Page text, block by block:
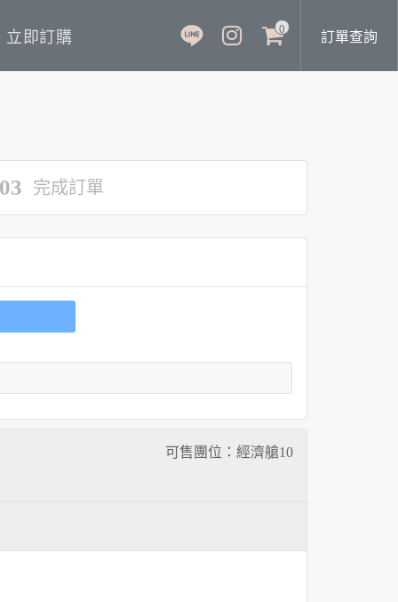
立即訂購 0 訂單查詢
完成訂單
可售團位：經濟艙10